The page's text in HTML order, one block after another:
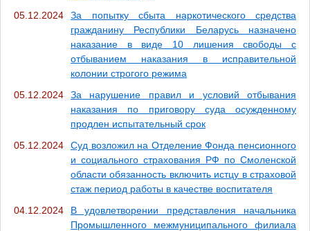
05.12.2024
За попытку сбыта наркотического средства
гражданину Республики Беларусь назначено
наказание в виде 10 лишения свободы с
отбыванием наказания в исправительной
колонии строгого режима
05.12.2024
За нарушение правил и условий отбывания
наказания по приговору суда осужденному
продлен испытательный срок
05.12.2024
Суд возложил на Отделение Фонда пенсионного
и социального страхования РФ по Смоленской
области обязанность включить истцу в страховой
стаж период работы в качестве воспитателя
04.12.2024
В удовлетворении представления начальника
Промышленного межмуниципального филиала